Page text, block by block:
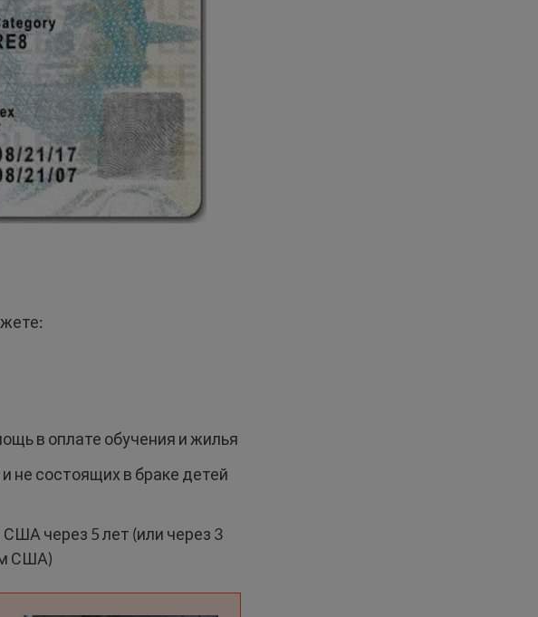
в оплате обучения и жилья
не состоящих в браке детей
через 5 лет (или через 3
США)